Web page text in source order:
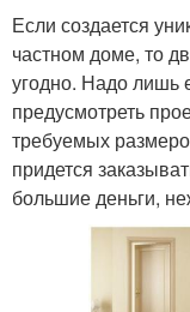
Если создается
частном доме, то
угодно. Надо лишь
предусмотреть
требуемых
придется
большие деньги,